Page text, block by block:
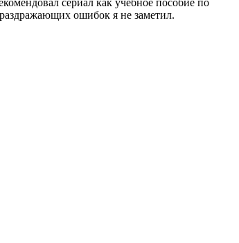
ошибок я не заметил.